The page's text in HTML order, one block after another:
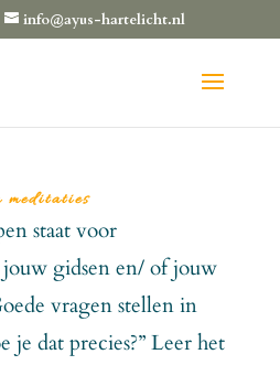
info@ayus-hartelicht.nl
meditaties
staat voor
jouw gidsen en/ of jouw
vragen stellen in
je dat precies?” Leer het